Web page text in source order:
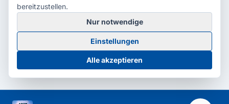
© 2026 Radio Potsdam. Webseite entwickelt durch dieMedienagentur
Babelsberg
BarrierefreiheitserklärungAGBDatenschutzImpressum
Cookie-Einstellungen
bereitzustellen.
Nur notwendige
Einstellungen
Alle akzeptieren